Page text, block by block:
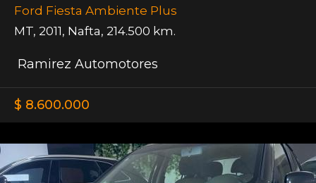
Ford Fiesta Ambiente Plus
MT, 2011, Nafta, 214.500 km.
Ramirez Automotores
$ 8.600.000